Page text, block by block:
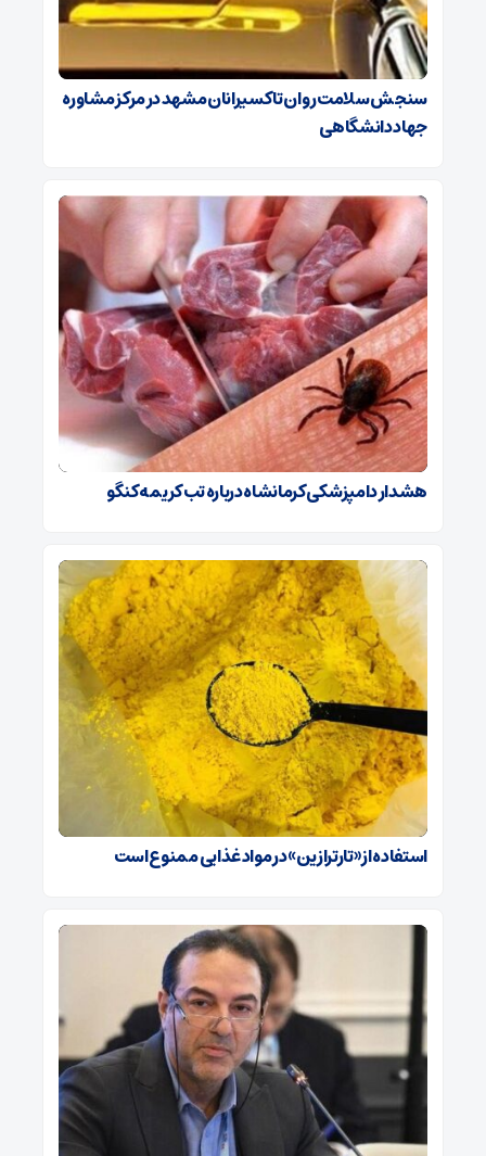
سنجش سلامت روان تاکسیرانان مشهد در مرکز مشاوره
جهاد دانشگاهی
هشدار دامپزشکی کرمانشاه درباره تب کریمه کنگو
استفاده از «تارترازین» در مواد غذایی ممنوع است